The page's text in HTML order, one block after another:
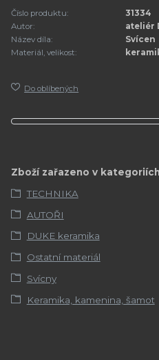
Číslo produktu:
31334
Autor:
ateliér
Název díla:
Svícen
Materiál, velikost:
Do oblíbených
Zboží zařazeno v kategoriích
TECHNIKA
AUTOŘI
DUKE keramika
Ostatní materiál
Svícny
Keramika, kamenina, šamot